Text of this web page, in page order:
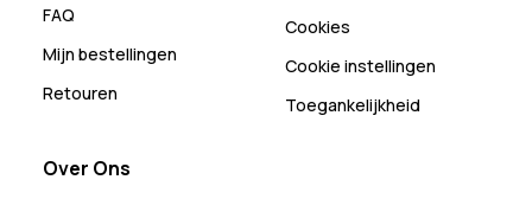
FAQ
Mijn bestellingen
Retouren
Cookies
Cookie instellingen
Toegankelijkheid
Over Ons